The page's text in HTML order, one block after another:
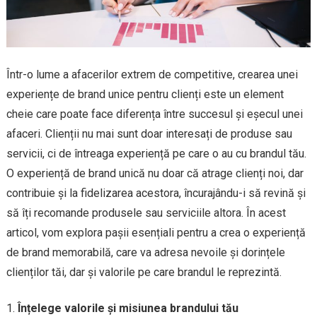
Într-o lume a afacerilor extrem de competitive, crearea unei
experiențe de brand unice pentru clienți este un element
cheie care poate face diferența între succesul și eșecul unei
afaceri. Clienții nu mai sunt doar interesați de produse sau
servicii, ci de întreaga experiență pe care o au cu brandul tău.
O experiență de brand unică nu doar că atrage clienți noi, dar
contribuie și la fidelizarea acestora, încurajându-i să revină și
să îți recomande produsele sau serviciile altora. În acest
articol, vom explora pașii esențiali pentru a crea o experiență
de brand memorabilă, care va adresa nevoile și dorințele
clienților tăi, dar și valorile pe care brandul le reprezintă.
Înțelege valorile și misiunea brandului tău